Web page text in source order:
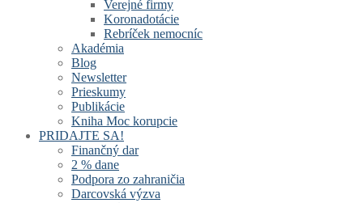
Verejné firmy
Koronadotácie
Rebríček nemocníc
Akadémia
Blog
Newsletter
Prieskumy
Publikácie
Kniha Moc korupcie
PRIDAJTE SA!
Finančný dar
2 % dane
Podpora zo zahraničia
Darcovská výzva